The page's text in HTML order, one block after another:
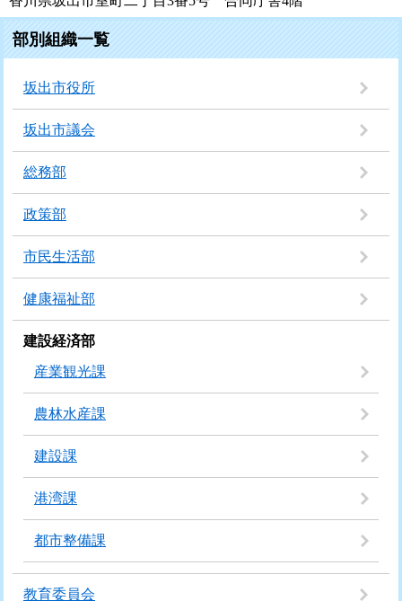
部別組織一覧
坂出市役所
坂出市議会
総務部
政策部
市民生活部
健康福祉部
建設経済部
産業観光課
農林水産課
建設課
港湾課
都市整備課
教育委員会